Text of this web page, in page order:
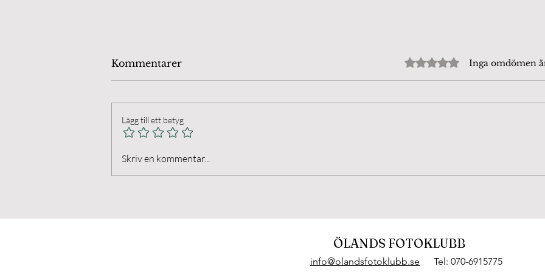
Öland Chamber Players.
Kommentarer Betygsatt till 0 av 5
Inga omdömen
Lägg till ett betyg
Skriv en kommentar...
ÖLANDS FOTOKLUBB
info@olandsfotoklubb.se Tel: 070-6915775